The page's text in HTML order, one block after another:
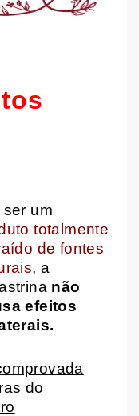
ser um
totalmente
de fontes
, a
não
efeitos
do